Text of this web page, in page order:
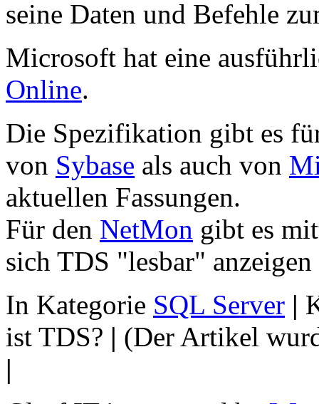
seine Daten und Befehle
Microsoft hat eine
Online.
Die Spezifikation gibt es
von Sybase als auch von
aktuellen Fassungen.
Für den NetMon gibt es
sich TDS "lesbar" anzeigen
In Kategorie SQL Server |
ist TDS? | (Der Artikel
|